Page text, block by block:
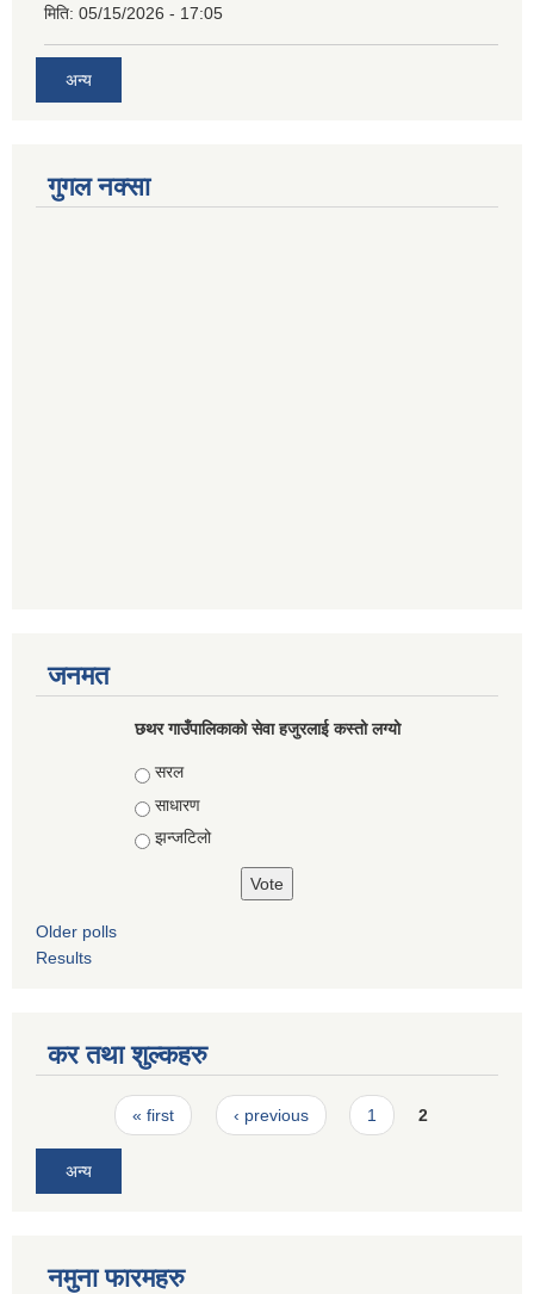
मिति: 05/15/2026 - 17:05
अन्य
गुगल नक्सा
जनमत
छथर गाउँपालिकाको सेवा हजुरलाई कस्तो लग्यो
Choices
सरल
साधारण
झन्जटिलो
Older polls
Results
कर तथा शुल्कहरु
Pages« first ‹ previous 1 2
अन्य
नमुना फारमहरु